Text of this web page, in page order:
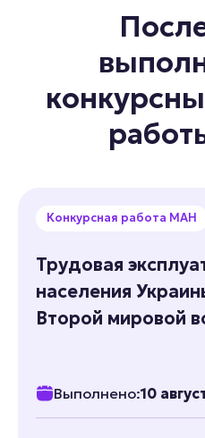
Конкурсная работа МАН
Трудовая
населения
Второй мировой
Выполнено:10